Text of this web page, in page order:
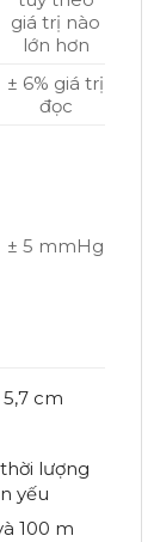
giá trị nào
lớn hơn
± 6% giá trị
đọc
± 5 mmHg
cm
lượng
yếu
100 m